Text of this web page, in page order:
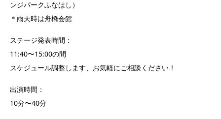
ンジパークふなはし）
＊雨天時は舟橋会館
ステージ発表時間：
11:40〜15:00の間
スケジュール調整します、お気軽にご相談ください！
出演時間：
10分〜40分